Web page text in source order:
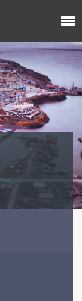
городского